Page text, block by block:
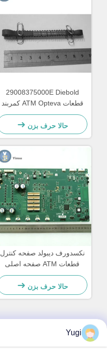
29008375000E Diebold
قطعات ATM Opteva کمربند
زمانبرداری کمربند حمل و نقل
67T
حالا حرف بزن
نکسدورف دیبولد صفحه کنترل
قطعات ATM صفحه اصلی
CCA Discovery
49242480000B
حالا حرف بزن
تماس سریع
Yugi